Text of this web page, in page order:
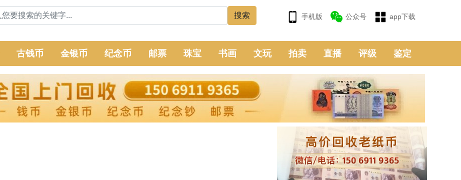
手机版 公众号 app下载
古钱币 金银币 纪念币 邮票 珠宝 书画 文玩 拍卖 直播 评级 鉴定